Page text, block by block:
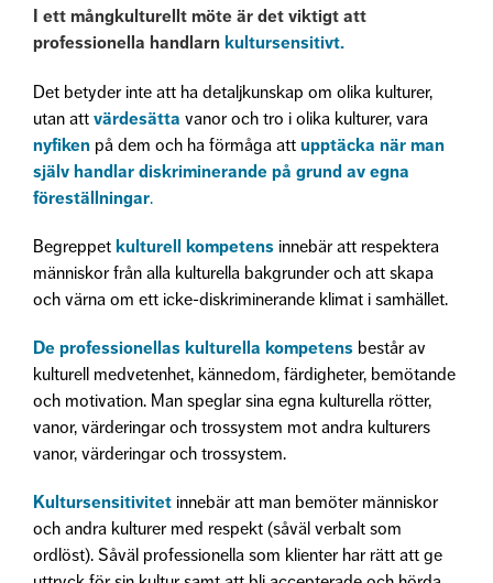
I ett mångkulturellt möte är det viktigt att
professionella handlarn kultursensitivt.
Det betyder inte att ha detaljkunskap om olika kulturer,
utan att värdesätta vanor och tro i olika kulturer, vara
nyfiken på dem och ha förmåga att upptäcka när man
själv handlar diskriminerande på grund av egna
föreställningar.
Begreppet kulturell kompetens innebär att respektera
människor från alla kulturella bakgrunder och att skapa
och värna om ett icke-diskriminerande klimat i samhället.
De professionellas kulturella kompetens består av
kulturell medvetenhet, kännedom, färdigheter, bemötande
och motivation. Man speglar sina egna kulturella rötter,
vanor, värderingar och trossystem mot andra kulturers
vanor, värderingar och trossystem.
Kultursensitivitet innebär att man bemöter människor
och andra kulturer med respekt (såväl verbalt som
ordlöst). Såväl professionella som klienter har rätt att ge